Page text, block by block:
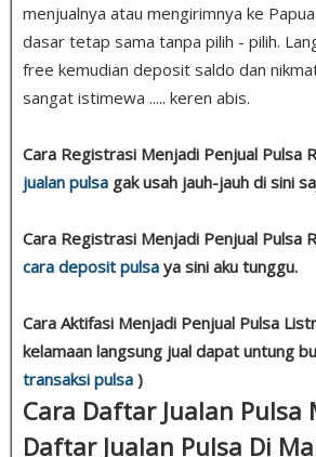
menjualnya atau mengirimnya ke
dasar tetap sama tanpa pilih - pilih.
free kemudian deposit saldo dan
sangat istimewa ..... keren abis.
Cara Registrasi Menjadi Penjual Pulsa
jualan pulsa gak usah jauh-jauh di sini
Cara Registrasi Menjadi Penjual Pulsa
cara deposit pulsa ya sini aku tunggu.
Cara Aktifasi Menjadi Penjual Pulsa
kelamaan langsung jual dapat untung
transaksi pulsa )
Cara Daftar Jualan Pulsa
Daftar Jualan Pulsa Di